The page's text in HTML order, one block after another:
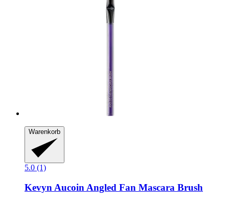
Warenkorb
5.0 (1)
Kevyn Aucoin Angled Fan Mascara Brush